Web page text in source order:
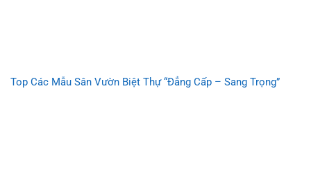
Top Các Mẫu Sân Vườn Biệt Thự “Đẳng Cấp – Sang Trọng”